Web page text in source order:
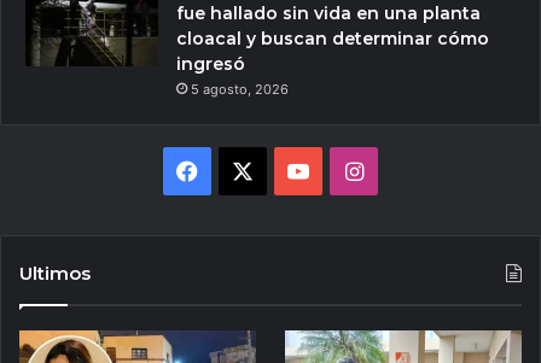
fue hallado sin vida en una planta
cloacal y buscan determinar cómo
ingresó
5 agosto, 2026
Facebook YouTubeInstagram
Ultimos